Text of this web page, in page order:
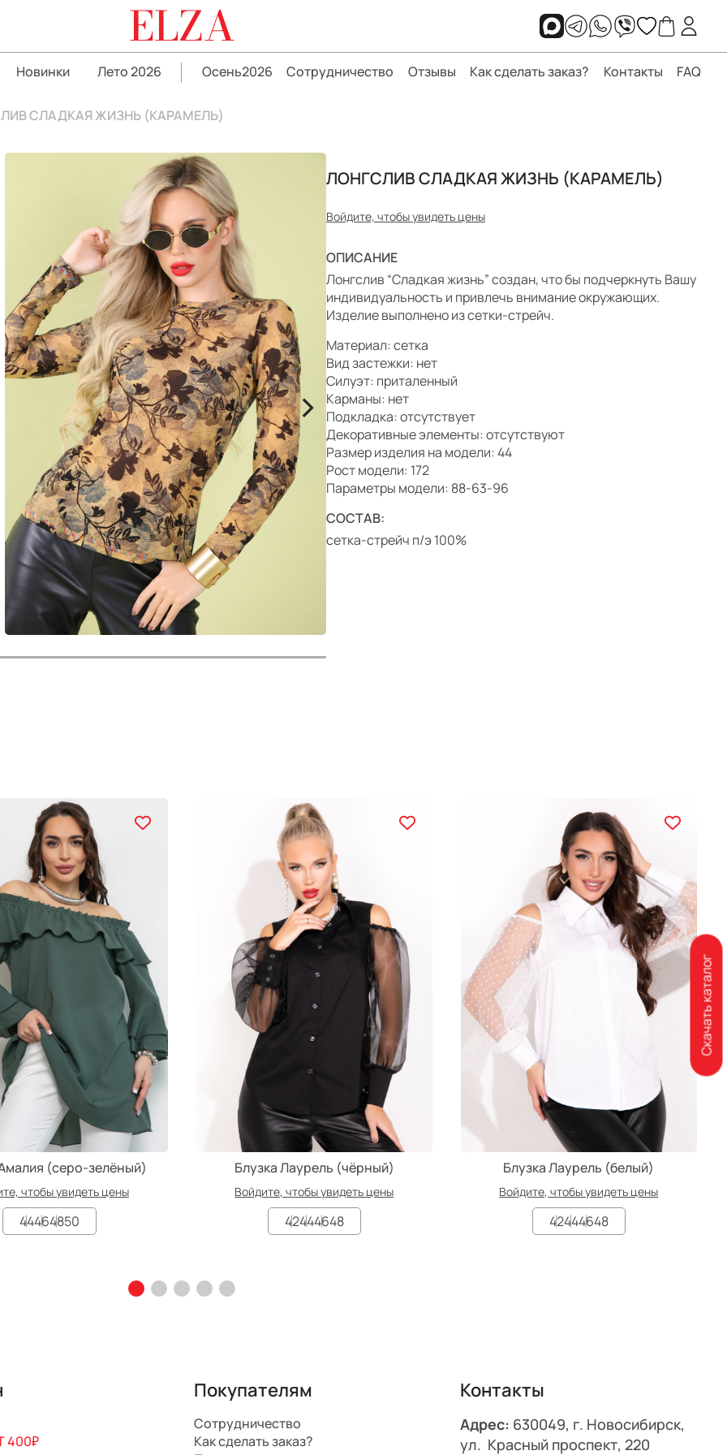
ELZA
Новинки Лето 2026 Осень2026 Сотрудничество Отзывы Как сделать заказ? Контакты FAQ
СЛАДКАЯ ЖИЗНЬ (КАРАМЕЛЬ)
>
ЛОНГСЛИВ СЛАДКАЯ ЖИЗНЬ (КАРАМЕЛЬ)
Войдите, чтобы увидеть цены
ОПИСАНИЕ
Лонгслив “Сладкая жизнь” создан, что бы подчеркнуть Вашу
индивидуальность и привлечь внимание окружающих.
Изделие выполнено из сетки-стрейч.
Материал: сетка
Вид застежки: нет
Силуэт: приталенный
Карманы: нет
Подкладка: отсутствует
Декоративные элементы: отсутствуют
Размер изделия на модели: 44
Рост модели: 172
Параметры модели: 88-63-96
СОСТАВ:
сетка-стрейч п/э 100%
(серо-зелёный)
чтобы увидеть цены
44464850
Блузка Лаурель (чёрный)
Войдите, чтобы увидеть цены
42444648
Блузка Лаурель (белый)
Войдите, чтобы увидеть цены
42444648
400₽
Покупателям
Сотрудничество
Как сделать заказ?
Контакты
Адрес: 630049, г. Новосибирск,
ул. Красный проспект, 220
Скачать каталог